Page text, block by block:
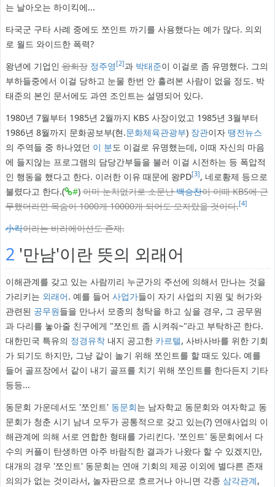
는 날아오는 하이킥에...
타국군 구타 사례 중에도 쪼인트 까기를 사용했다는 예가 많다. 의외
로 월드 와이드한 폭력?
왕년에 기업인왕회장 정주영[2]과 박태준이 이걸로 좀 유명했다. 그의
부하들중에서 이걸 당하고 눈물 한번 안 흘려본 사람이 없을 정도. 박
태준의 본인 문서에도 과연 조인트는 설명되어 있다.
1980년 7월부터 1985년 2월까지 KBS 사장이었고 1985년 3월부터
1986년 8월까지 문화공보부(현.문화체육관광부) 장관이자 땡전뉴스
의 주역들 중 하나였던 이 분도 이걸로 유명했는데, 이때 자신의 마음
에 들지않는 프로그램의 담당간부들을 불러 이걸 시전하는 등 폭압적
인 행동을 했다고 한다. 이러한 이유 때문에 왕PD[3], 네로황제 등으로
불렸다고 한다.(
#)아마 눈치없기로 소문난백승찬이 이때 KBS에 근
무했더라면 목숨이 1000개 10000개 되어도 모자랐을 것이다.[4]
小킥이라는 바리에이션도 존재.
2 '만남'이란 뜻의 외래어
이해관계를 갖고 있는 사람끼리 누군가의 주선에 의해서 만나는 것을
가리키는 외래어. 예를 들어 사업가들이 자기 사업의 지원 및 허가와
관련된 공무원들을 만나서 모종의 청탁을 하고 싶을 경우, 그 공무원
과 다리를 놓아줄 친구에게 "쪼인트 좀 시켜줘~"라고 부탁하곤 한다.
대한민국 특유의 정경유착내지 공고한 카르텔, 사바사바를 위한 기회
가 되기도 하지만, 그냥 같이 놀기 위해 쪼인트를 할 때도 있다. 예를
들어 골프장에서 같이 내기 골프를 치기 위해 쪼인트를 한다든지 기타
등등...
동문회 가운데서도 '쪼인트' 동문회는 남자학교 동문회와 여자학교 동
문회가 청춘 시기 남녀 모두가 공통적으로 갖고 있는(?) 연애사업의 이
해관계에 의해 서로 연합한 형태를 가리킨다. '쪼인트' 동문회에서 다
수의 커플이 탄생하면 아주 바람직한 결과가 나왔다 할 수 있겠지만,
대개의 경우 '쪼인트' 동문회는 연애 기회의 제공 이외에 별다른 존재
의의가 없는 것이라서, 놀자판으로 흐르거나 아니면 각종 삼각관계,